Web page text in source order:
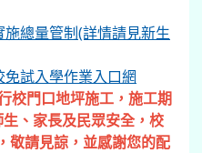
總量管制(詳情請見新生
試入學作業入口網
校門口地坪施工，施工期
、家長及民眾安全，校
敬請見諒，並感謝您的配